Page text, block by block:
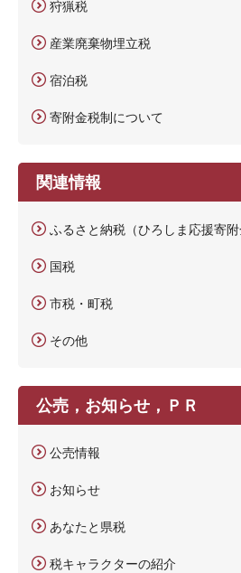
狩猟税
産業廃棄物埋立税
宿泊税
寄附金税制について
関連情報
ふるさと納税（ひろしま応援寄附
国税
市税・町税
その他
公売，お知らせ，ＰＲ
公売情報
お知らせ
あなたと県税
税キャラクターの紹介